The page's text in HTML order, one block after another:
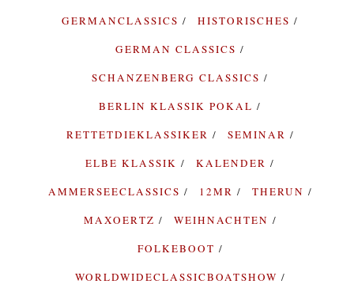
GERMANCLASSICS
HISTORISCHES
GERMAN CLASSICS
SCHANZENBERG CLASSICS
BERLIN KLASSIK POKAL
RETTETDIEKLASSIKER
SEMINAR
ELBE KLASSIK
KALENDER
AMMERSEECLASSICS
12MR
THERUN
MAXOERTZ
WEIHNACHTEN
FOLKEBOOT
WORLDWIDECLASSICBOATSHOW